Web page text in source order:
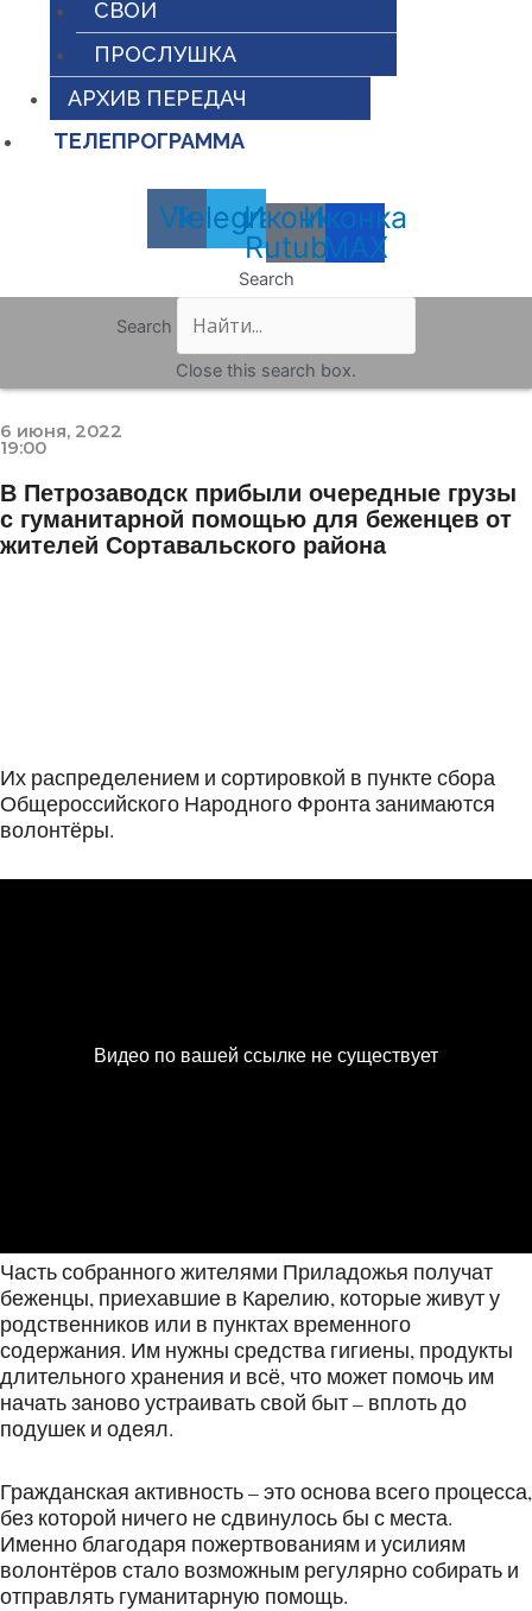
СВОИ
ПРОСЛУШКА
АРХИВ ПЕРЕДАЧ
ТЕЛЕПРОГРАММА
Vk
Telegram
Иконка
Rutube
Иконка
MAX
Search
Search
Close this search box.
6 июня, 2022
19:00
В Петрозаводск прибыли очередные грузы
с гуманитарной помощью для беженцев от
жителей Сортавальского района
Их распределением и сортировкой в пункте сбора
Общероссийского Народного Фронта занимаются
волонтёры.
Часть собранного жителями Приладожья получат
беженцы, приехавшие в Карелию, которые живут у
родственников или в пунктах временного
содержания. Им нужны средства гигиены, продукты
длительного хранения и всё, что может помочь им
начать заново устраивать свой быт – вплоть до
подушек и одеял.
Гражданская активность – это основа всего процесса,
без которой ничего не сдвинулось бы с места.
Именно благодаря пожертвованиям и усилиям
волонтёров стало возможным регулярно собирать и
отправлять гуманитарную помощь.